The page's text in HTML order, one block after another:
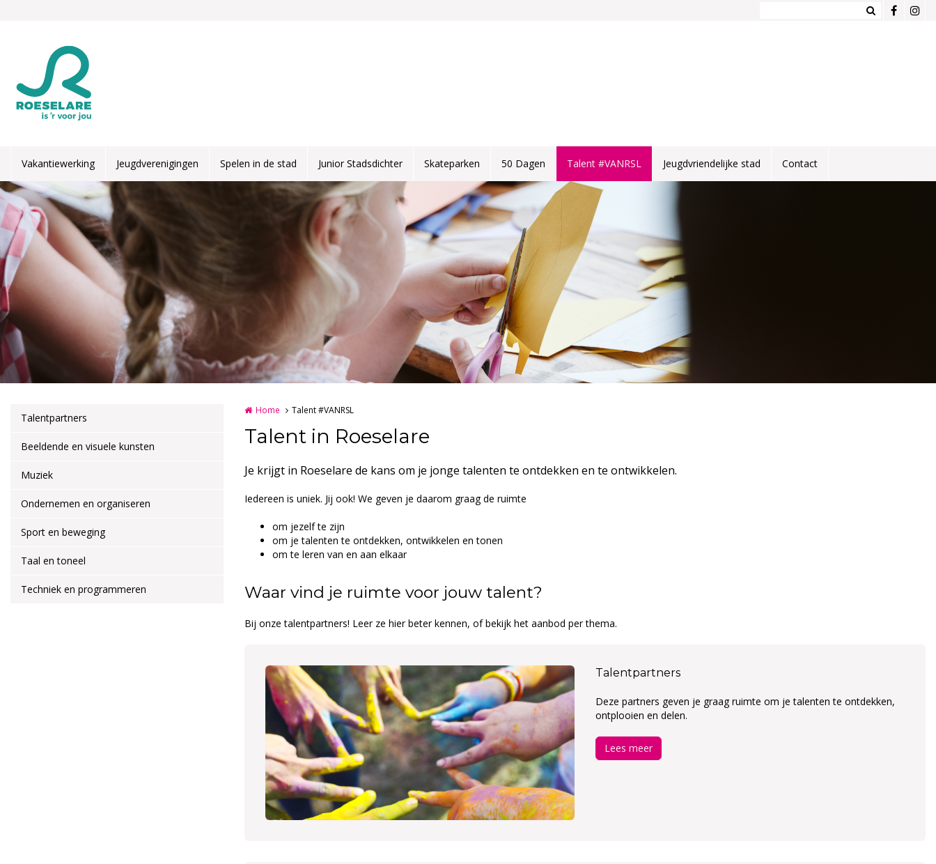
Vakantiewerking Jeugdverenigingen Spelen in de stad Junior Stadsdichter Skateparken 50 Dagen Talent #VANRSL Jeugdvriendelijke stad Contact
Talentpartners
Beeldende en visuele kunsten
Muziek
Ondernemen en organiseren
Sport en beweging
Taal en toneel
Techniek en programmeren
Home Talent #VANRSL
Talent in Roeselare
Je krijgt in Roeselare de kans om je jonge talenten te ontdekken en te ontwikkelen.
Iedereen is uniek. Jij ook! We geven je daarom graag de ruimte
om jezelf te zijn
om je talenten te ontdekken, ontwikkelen en tonen
om te leren van en aan elkaar
Waar vind je ruimte voor jouw talent?
Bij onze talentpartners! Leer ze hier beter kennen, of bekijk het aanbod per thema.
Talentpartners
Deze partners geven je graag ruimte om je talenten te ontdekken,
ontplooien en delen.
Lees meer